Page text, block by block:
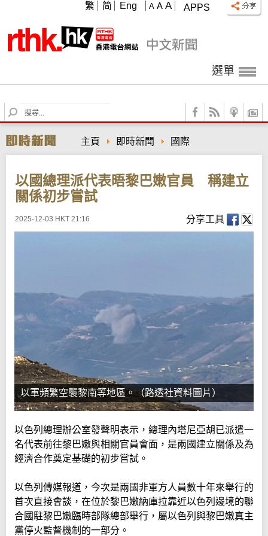
APPS
A A A
繁 简 Eng
選單
S
e
r
c
主頁 即時新聞 國際
以國總理派代表晤黎巴嫩官員 稱建立
關係初步嘗試
2025-12-03 HKT 21:16 分享工具
以軍頻繁空襲黎南等地區。（路透社資料圖片）
以色列總理辦公室發聲明表示，總理內塔尼亞胡已派遣一
名代表前往黎巴嫩與相關官員會面，是兩國建立關係及為
經濟合作奠定基礎的初步嘗試。
以色列傳媒報道，今次是兩國非軍方人員數十年來舉行的
首次直接會談，在位於黎巴嫩納庫拉靠近以色列邊境的聯
合國駐黎巴嫩臨時部隊總部舉行，屬以色列與黎巴嫩真主
黨停火監督機制的一部分。